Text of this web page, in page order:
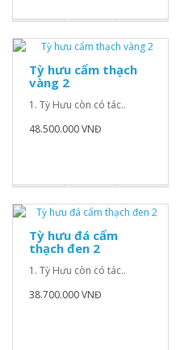
Tỳ hưu cẩm thạch
vàng 2
1. Tỳ Hưu còn có tác..
48.500.000 VNĐ
Tỳ hưu đá cẩm
thạch đen 2
1. Tỳ Hưu còn có tác..
38.700.000 VNĐ